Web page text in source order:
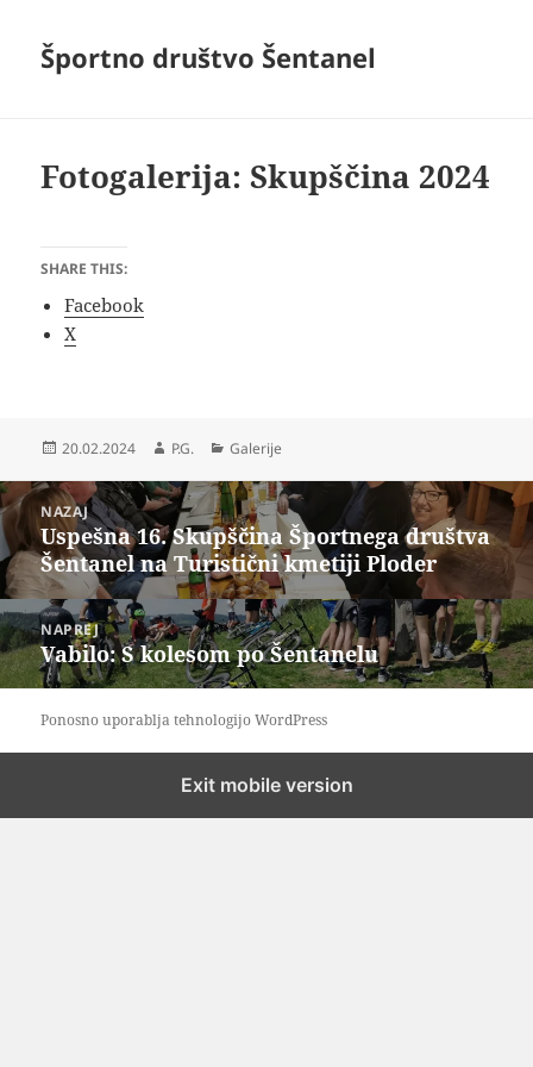
Športno društvo Šentanel
Fotogalerija: Skupščina 2024
SHARE THIS:
Facebook
X
Objavljeno
20.02.2024 Avtor
P.G. Kategorije
Galerije
Navigacija
prispevka
NAZAJ
Prejšnji
prispevek:
Uspešna 16. Skupščina Športnega društva
Šentanel na Turistični kmetiji Ploder
NAPREJ
Naslednji
prispevek:
Vabilo: S kolesom po Šentanelu
Ponosno uporablja tehnologijo WordPress
Exit mobile version